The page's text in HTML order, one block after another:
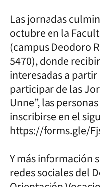
Las jornadas
octubre en la
(campus Deodoro
5470), donde
interesadas a partir
participar de las
Unne”, las
inscribirse en el
https://forms.gle/
Y más información
redes sociales del